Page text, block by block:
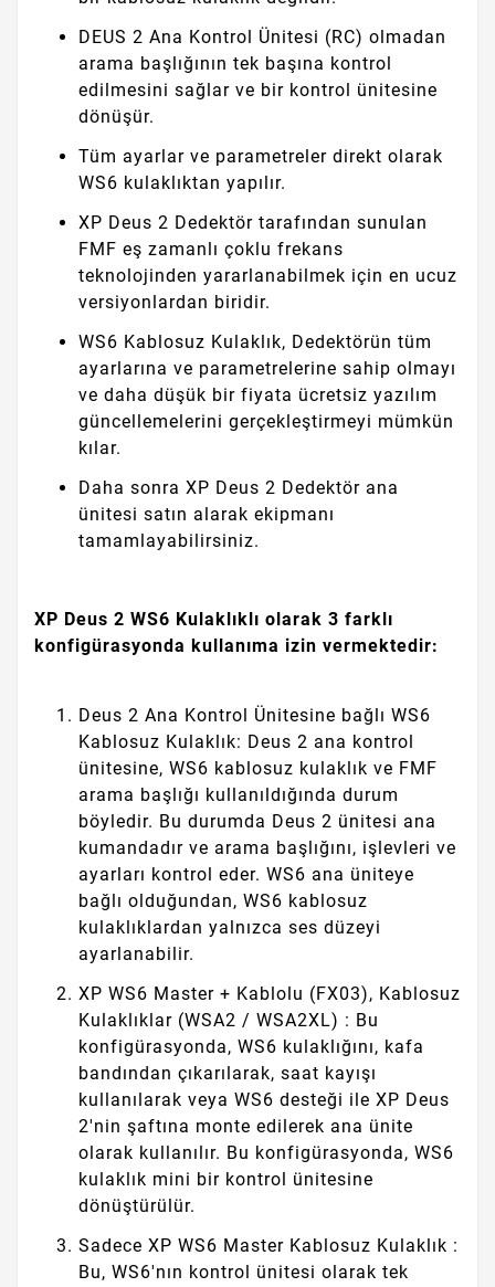
DEUS 2 Ana Kontrol Ünitesi (RC) olmadan
arama başlığının tek başına kontrol
edilmesini sağlar ve bir kontrol ünitesine
dönüşür.
Tüm ayarlar ve parametreler direkt olarak
WS6 kulaklıktan yapılır.
XP Deus 2 Dedektör tarafından sunulan
FMF eş zamanlı çoklu frekans
teknolojinden yararlanabilmek için en ucuz
versiyonlardan biridir.
WS6 Kablosuz Kulaklık, Dedektörün tüm
ayarlarına ve parametrelerine sahip olmayı
ve daha düşük bir fiyata ücretsiz yazılım
güncellemelerini gerçekleştirmeyi mümkün
kılar.
Daha sonra XP Deus 2 Dedektör ana
ünitesi satın alarak ekipmanı
tamamlayabilirsiniz.
XP Deus 2 WS6 Kulaklıklı olarak 3 farklı
konfigürasyonda kullanıma izin vermektedir:
Deus 2 Ana Kontrol Ünitesine bağlı WS6
Kablosuz Kulaklık: Deus 2 ana kontrol
ünitesine, WS6 kablosuz kulaklık ve FMF
arama başlığı kullanıldığında durum
böyledir. Bu durumda Deus 2 ünitesi ana
kumandadır ve arama başlığını, işlevleri ve
ayarları kontrol eder. WS6 ana üniteye
bağlı olduğundan, WS6 kablosuz
kulaklıklardan yalnızca ses düzeyi
ayarlanabilir.
XP WS6 Master + Kablolu (FX03), Kablosuz
Kulaklıklar (WSA2 / WSA2XL) : Bu
konfigürasyonda, WS6 kulaklığını, kafa
bandından çıkarılarak, saat kayışı
kullanılarak veya WS6 desteği ile XP Deus
2'nin şaftına monte edilerek ana ünite
olarak kullanılır. Bu konfigürasyonda, WS6
kulaklık mini bir kontrol ünitesine
dönüştürülür.
Sadece XP WS6 Master Kablosuz Kulaklık :
Bu, WS6'nın kontrol ünitesi olarak tek